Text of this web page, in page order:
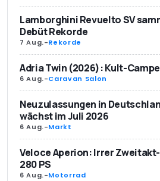
Lamborghini Revuelto SV
Debüt Rekorde
7 Aug.-Rekorde
Adria Twin (2026): Kult-
6 Aug.-Caravan Salon
Neuzulassungen in
wächst im Juli 2026
6 Aug.-Markt
Veloce Aperion: Irrer
280 PS
6 Aug.-Motorrad